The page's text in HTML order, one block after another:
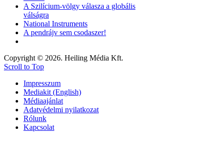
A Szilícium-völgy válasza a globális
válságra
National Instruments
A pendrájv sem csodaszer!
Copyright © 2026. Heiling Média Kft.
Scroll to Top
Impresszum
Mediakit (English)
Médiaajánlat
Adatvédelmi nyilatkozat
Rólunk
Kapcsolat